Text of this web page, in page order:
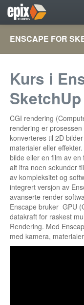
Kurs
ENSCAPE FOR
Kurs i
SketchUp
CGI rendering
rendering er
konverteres til 2D
materialer eller
bilde eller en film av
alt ifra noen sekunder
av kompleksitet og
integrert versjon av
avanserte render
Enscape bruker GPU
datakraft for raskest
Rendering. Med
med kamera,